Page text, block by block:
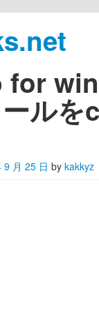
ルを
9 月 25 日 by kakkyz